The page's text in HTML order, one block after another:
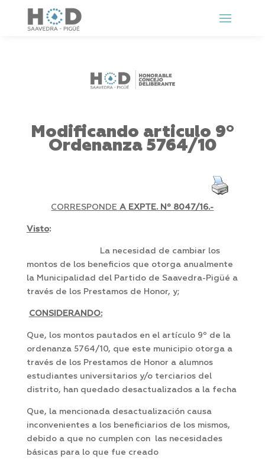
Modificando articulo 9º
Ordenanza 5764/10
CORRESPONDE A EXPTE. Nº 8047/16.-
Visto:
La necesidad de cambiar los
montos de los beneficios que otorga anualmente
la Municipalidad del Partido de Saavedra-Pigüé a
través de los Prestamos de Honor, y;
CONSIDERANDO:
Que, los montos pautados en el artículo 9º de la
ordenanza 5764/10, que este municipio otorga a
través de los Prestamos de Honor a alumnos
estudiantes universitarios y/o terciarios del
distrito, han quedado desactualizados a la fecha
Que, la mencionada desactualización causa
inconvenientes a los beneficiarios de los mismos,
debido a que no cumplen con las necesidades
básicas para lo que fue creado